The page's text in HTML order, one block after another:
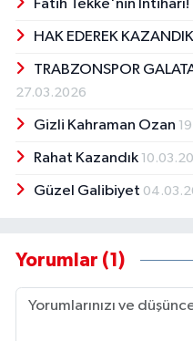
Fatih Tekke'nin İntiharı!
HAK EDEREK KAZANDIK
TRABZONSPOR
27.03.2026
Gizli Kahraman Ozan
Rahat Kazandık
Güzel Galibiyet
Yorumlar (1)